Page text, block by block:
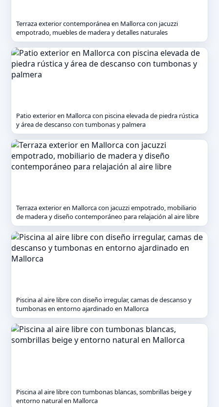
Terraza exterior contemporánea en Mallorca con jacuzzi
empotrado, muebles de madera y detalles naturales
Patio exterior en Mallorca con piscina elevada de piedra rústica
y área de descanso con tumbonas y palmera
Terraza exterior en Mallorca con jacuzzi empotrado, mobiliario
de madera y diseño contemporáneo para relajación al aire libre
Piscina al aire libre con diseño irregular, camas de descanso y
tumbonas en entorno ajardinado en Mallorca
Piscina al aire libre con tumbonas blancas, sombrillas beige y
entorno natural en Mallorca